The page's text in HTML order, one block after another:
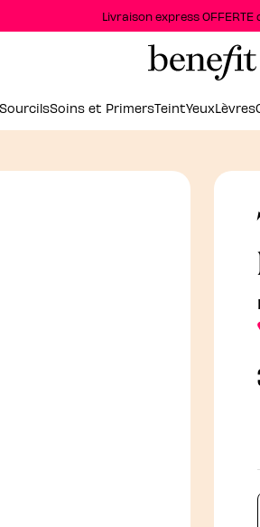
Livraison express OFFERTE
Soins et PrimersTeintYeuxLèvres